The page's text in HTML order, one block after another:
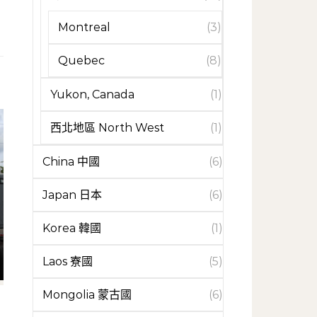
Montreal (3)
Quebec (8)
Yukon, Canada (1)
西北地區 North West (1)
China 中國 (6)
Japan 日本 (6)
Korea 韓國 (1)
Laos 寮國 (5)
Mongolia 蒙古國 (6)